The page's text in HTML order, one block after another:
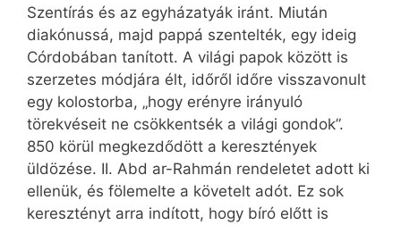
Szentírás és az egyházatyák iránt. Miután
diakónussá, majd pappá szentelték, egy ideig
Córdobában tanított. A világi papok között is
szerzetes módjára élt, időről időre visszavonult
egy kolostorba, „hogy erényre irányuló
törekvéseit ne csökkentsék a világi gondok”.
850 körül megkezdődött a keresztények
üldözése. II. Abd ar-Rahmán rendeletet adott ki
ellenük, és fölemelte a követelt adót. Ez sok
keresztényt arra indított, hogy bíró előtt is